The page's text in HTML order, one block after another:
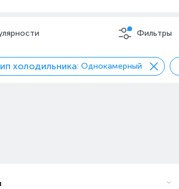
Фильтры
холодильника: Однокамерный